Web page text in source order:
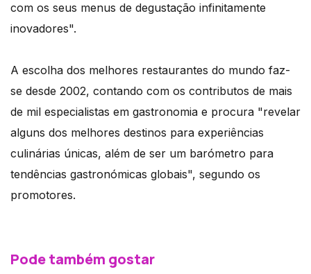
com os seus menus de degustação infinitamente
inovadores".
A escolha dos melhores restaurantes do mundo faz-
se desde 2002, contando com os contributos de mais
de mil especialistas em gastronomia e procura "revelar
alguns dos melhores destinos para experiências
culinárias únicas, além de ser um barómetro para
tendências gastronómicas globais", segundo os
promotores.
Pode também gostar